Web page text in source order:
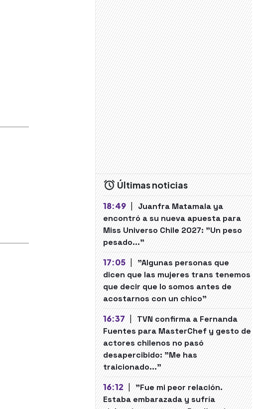
Últimas noticias
18:49 | Juanfra Matamala ya
encontró a su nueva apuesta para
Miss Universo Chile 2027: "Un peso
pesado..."
17:05 | "Algunas personas que
dicen que las mujeres trans tenemos
que decir que lo somos antes de
acostarnos con un chico"
16:37 | TVN confirma a Fernanda
Fuentes para MasterChef y gesto de
actores chilenos no pasó
desapercibido: "Me has
traicionado..."
16:12 | "Fue mi peor relación.
Estaba embarazada y sufría